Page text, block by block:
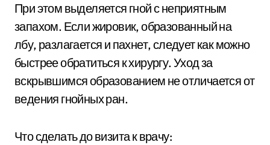
При этом выделяется гной с неприятным
запахом. Если жировик, образованный на
лбу, разлагается и пахнет, следует как можно
быстрее обратиться к хирургу. Уход за
вскрывшимся образованием не отличается от
ведения гнойных ран.
Что сделать до визита к врачу: